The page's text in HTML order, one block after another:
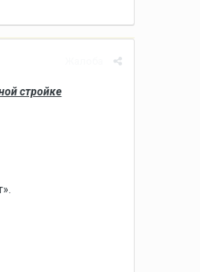
стройке